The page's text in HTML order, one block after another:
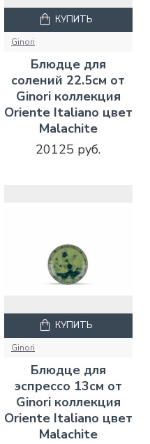
Ginori
Блюдце для
солений 22.5см от
Ginori коллекция
Oriente Italiano цвет
Malachite
20125 руб.
КУПИТЬ
Ginori
Блюдце для
эспрессо 13см от
Ginori коллекция
Oriente Italiano цвет
Malachite
КУПИТЬ